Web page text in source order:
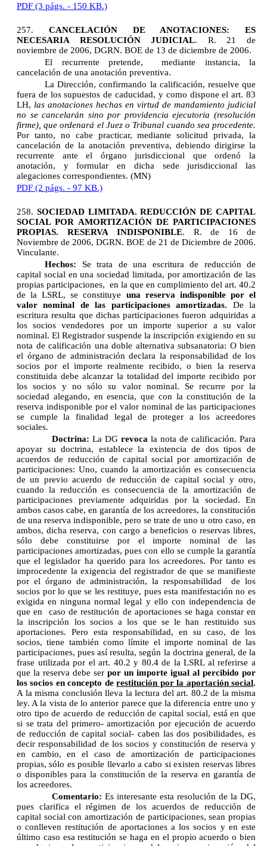
PDF (3 págs. - 150 KB.)
257. CANCELACIÓN DE ANOTACIONES: ES
NECESARIA RESOLUCIÓN JUDICIAL. R. 21 de
noviembre de 2006, DGRN. BOE de 13 de diciembre de 2006.
El recurrente pretende, mediante instancia, la
cancelación de una anotación preventiva.
La Dirección, confirmando la calificación, resuelve que
fuera de los supuestos de caducidad, y como dispone el art. 83
LH, las anotaciones hechas en virtud de mandamiento judicial
no se cancelarán sino por providencia ejecutoria (resolución
firme), que ordenará el Juez o Tribunal cuando sea procedente.
Por tanto, no cabe practicar, mediante solicitud privada, la
cancelación de la anotación preventiva, debiendo dirigirse la
recurrente ante el órgano jurisdiccional que ordenó la
anotación, y formular en dicha sede jurisdiccional las
alegaciones correspondientes. (MN)
PDF (2 págs. - 97 KB.)
258. SOCIEDAD LIMITADA. REDUCCIÓN DE CAPITAL
SOCIAL POR AMORTIZACIÓN DE PARTICIPACIONES
PROPIAS. RESERVA INDISPONIBLE. R. de 16 de
Noviembre de 2006, DGRN. BOE de 21 de Diciembre de 2006.
Vinculante.
Hechos: Se trata de una escritura de reducción de
capital social en una sociedad limitada, por amortización de las
propias participaciones, en la que en cumplimiento del art. 40.2
de la LSRL, se constituye una reserva indisponible por el
valor nominal de las participaciones amortizadas. De la
escritura resulta que dichas participaciones fueron adquiridas a
los socios vendedores por un importe superior a su valor
nominal. El Registrador suspende la inscripción exigiendo en su
nota de calificación una doble alternativa subsanatoria: O bien
el órgano de administración declara la responsabilidad de los
socios por el importe realmente recibido, o bien la reserva
constituida debe alcanzar la totalidad del importe recibido por
los socios y no sólo su valor nominal. Se recurre por la
sociedad alegando, en esencia, que con la constitución de la
reserva indisponible por el valor nominal de las participaciones
se cumple la finalidad legal de proteger a los acreedores
sociales.
Doctrina: La DGrevocala nota de calificación. Para
apoyar su doctrina, establece la existencia de dos tipos de
acuerdos de reducción de capital social por amortización de
participaciones: Uno, cuando la amortización es consecuencia
de un previo acuerdo de reducción de capital social y otro,
cuando la reducción es consecuencia de la amortización de
participaciones previamente adquiridas por la sociedad. En
ambos casos cabe, en garantía de los acreedores, la constitución
de una reserva indisponible, pero se trate de uno u otro caso, en
ambos, dicha reserva, con cargo a beneficios o reservas libres,
sólo debe constituirse por el importe nominal de las
participaciones amortizadas, pues con ello se cumple la garantía
que el legislador ha querido para los acreedores. Por tanto es
improcedente la exigencia del registrador de que se manifieste
por el órgano de administración, la responsabilidad de los
socios por lo que se les restituye, pues esta manifestación no es
exigida en ninguna normal legal y ello con independencia de
que en caso de restitución de aportaciones se haga constar en
la inscripción los socios a los que se le han restituido sus
aportaciones. Pero esta responsabilidad, en su caso, de los
socios, tiene también como límite el importe nominal de las
participaciones, pues así resulta, según la doctrina general, de la
frase utilizada por el art. 40.2 y 80.4 de la LSRL al referirse a
que la reserva debe ser por un importe igual al percibido por
los socios en concepto derestitución por la aportación social.
A la misma conclusión lleva la lectura del art. 80.2 de la misma
ley. A la vista de lo anterior parece que la diferencia entre uno y
otro tipo de acuerdo de reducción de capital social, está en que
si se trata del primero- amortización por ejecución de acuerdo
de reducción de capital social- caben las dos posibilidades, es
decir responsabilidad de los socios y constitución de reserva y
en cambio, en el caso de amortización de participaciones
propias, sólo es posible llevarlo a cabo si existen reservas libres
o disponibles para la constitución de la reserva en garantía de
los acreedores.
Comentario: Es interesante esta resolución de la DG,
pues clarifica el régimen de los acuerdos de reducción de
capital social con amortización de participaciones, sean propias
o conlleven restitución de aportaciones a los socios y en este
último caso esa restitución se haga en el propio acuerdo o bien